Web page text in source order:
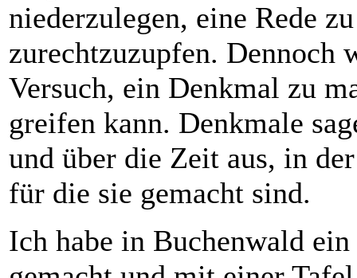
niederzulegen, eine Rede
zurechtzuzupfen. Dennoch
Versuch, ein Denkmal zu
greifen kann. Denkmale
und über die Zeit aus, in
für die sie gemacht sind.
Ich habe in Buchenwald